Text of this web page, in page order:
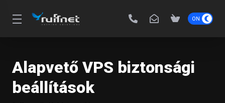
Alapvető VPS biztonsági
beállítások